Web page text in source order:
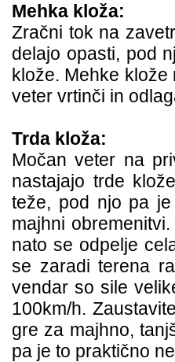
Mehka kloža:
Zračni tok na
delajo opasti, pod
klože. Mehke
veter vrtinči in
Trda kloža:
Močan veter na
nastajajo trde
teže, pod njo pa
majhni
nato se odpelje
se zaradi terena
vendar so sile
100km/h.
gre za majhno,
pa je to praktično